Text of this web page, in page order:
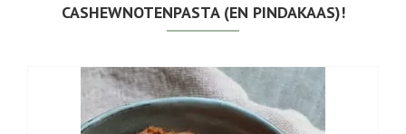
CASHEWNOTENPASTA (EN PINDAKAAS)!